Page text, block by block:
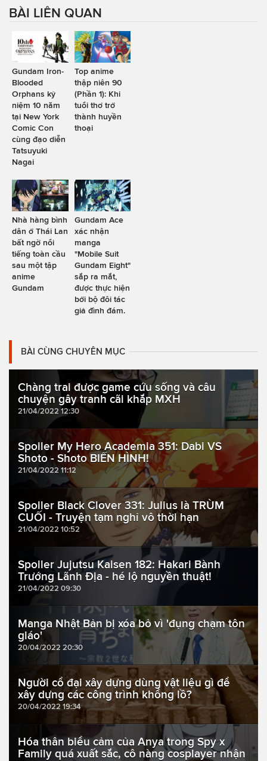
BÀI LIÊN QUAN
Gundam Iron-
Blooded
Orphans kỷ
niệm 10 năm
tại New York
Comic Con
cùng đạo diễn
Tatsuyuki
Nagai
Top anime
thập niên 90
(Phần 1): Khi
tuổi thơ trở
thành huyền
thoại
Nhà hàng bình
dân ở Thái Lan
bất ngờ nổi
tiếng toàn cầu
sau một tập
anime
Gundam
Gundam Ace
xác nhận
manga
"Mobile Suit
Gundam Eight"
sắp ra mắt,
được thực hiện
bởi bộ đôi tác
giả đình đám.
BÀI CÙNG CHUYÊN MỤC
Chàng trai được game cứu sống và câu
chuyện gây tranh cãi khắp MXH
21/04/2022 12:30
Spoiler My Hero Academia 351: Dabi VS
Shoto - Shoto BIẾN HÌNH!
21/04/2022 11:12
Spoiler Black Clover 331: Julius là TRÙM
CUỐI - Truyện tạm nghỉ vô thời hạn
21/04/2022 10:52
Spoiler Jujutsu Kaisen 182: Hakari Bành
Trướng Lãnh Địa - hé lộ nguyền thuật!
21/04/2022 09:30
Manga Nhật Bản bị xóa bỏ vì 'đụng chạm tôn
giáo'
20/04/2022 20:30
Người cổ đại xây dựng dùng vật liệu gì để
xây dựng các công trình khổng lồ?
20/04/2022 19:34
Hóa thân biểu cảm của Anya trong Spy x
Family quá xuất sắc, cô nàng cosplayer nhận